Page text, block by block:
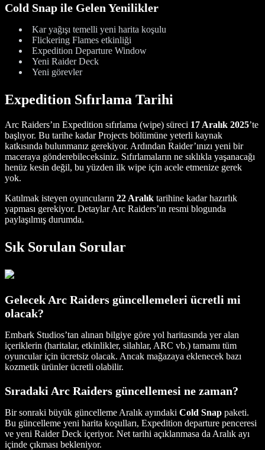
Cold Snap ile Gelen Yenilikler
Kar yağışı temelli yeni harita koşulu
Flickering Flames etkinliği
Expedition Departure Window
Yeni Raider Deck
Yeni görevler
Expedition Sıfırlama Tarihi
Arc Raiders’ın Expedition sıfırlama (wipe) süreci 17 Aralık 2025’te
başlıyor. Bu tarihe kadar Projects bölümüne yeterli kaynak
katkısında bulunmanız gerekiyor. Ardından Raider’ınızı yeni bir
maceraya gönderebileceksiniz. Sıfırlamaların ne sıklıkla yaşanacağı
henüz kesin değil, bu yüzden ilk wipe için acele etmenize gerek
yok.
Katılmak isteyen oyuncuların 22 Aralık tarihine kadar hazırlık
yapması gerekiyor. Detaylar Arc Raiders’ın resmi blogunda
paylaşılmış durumda.
Sık Sorulan Sorular
Gelecek Arc Raiders güncellemeleri ücretli mi
olacak?
Embark Studios’tan alınan bilgiye göre yol haritasında yer alan
içeriklerin (haritalar, etkinlikler, silahlar, ARC vb.) tamamı tüm
oyuncular için ücretsiz olacak. Ancak mağazaya eklenecek bazı
kozmetik ürünler ücretli olabilir.
Sıradaki Arc Raiders güncellemesi ne zaman?
Bir sonraki büyük güncelleme Aralık ayındaki Cold Snap paketi.
Bu güncelleme yeni harita koşulları, Expedition departure penceresi
ve yeni Raider Deck içeriyor. Net tarihi açıklanmasa da Aralık ayı
içinde çıkması bekleniyor.